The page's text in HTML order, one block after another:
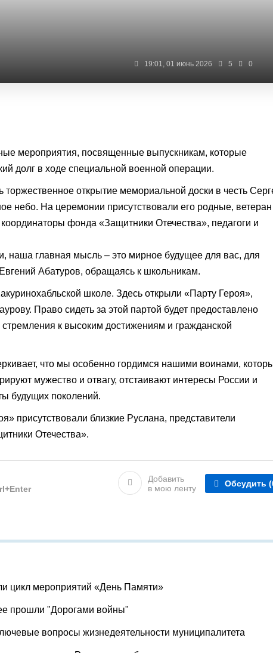
19:01, 01 июнь 2026 5 0
мероприятия, посвященные выпускникам, которые
долг в ходе специальной военной операции.
открытие мемориальной доски в честь
небо. На церемонии присутствовали его родные, ветеран
фонда «Защитники Отечества», педагоги и
наша главная мысль – это мирное будущее для вас, для
Абатуров, обращаясь к школьникам.
школе. Здесь открыли «Парту Героя»,
Право сидеть за этой партой будет предоставлено
к высоким достижениям и гражданской
что мы особенно гордимся нашими воинами,
мужество и отвагу, отстаивают интересы России и
будущих поколений.
присутствовали близкие Руслана, представители
Отечества».
Добавить
в мою ленту
Обсудить
цикл мероприятий «День Памяти»
прошли "Дорогами войны"
вопросы жизнедеятельности муниципалитета